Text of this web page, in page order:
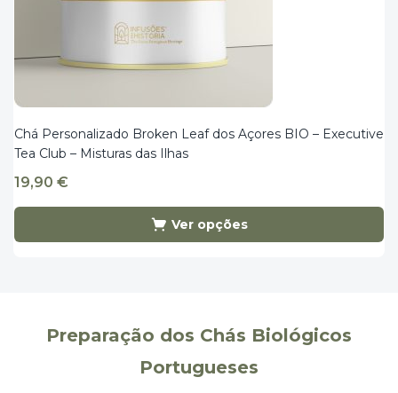
Chá Personalizado Broken Leaf dos Açores BIO – Executive
Tea Club – Misturas das Ilhas
19,90 €
Ver opções
Preparação dos Chás Biológicos
Portugueses